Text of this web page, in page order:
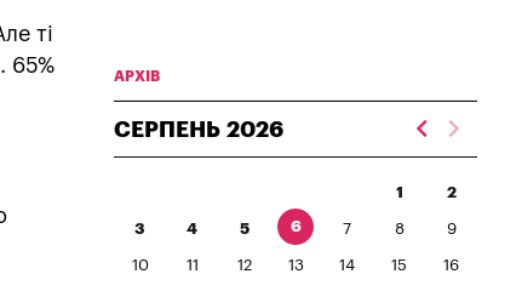
ті
65%
АРХІВ
СЕРПЕНЬ 2026
1 2
3 4 5 6 7 8 9
10 11 12 13 14 15 16